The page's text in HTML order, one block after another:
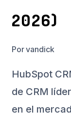
2026)
Porvandick
HubSpot
de CRM
en el